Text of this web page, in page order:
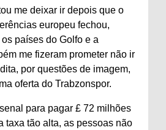
me deixar ir depois que o
europeu fechou,
países do Golfo e a
me fizeram prometer não ir
por questões de imagem,
oferta do Trabzonspor.
para pagar £ 72 milhões
taxa tão alta, as pessoas não